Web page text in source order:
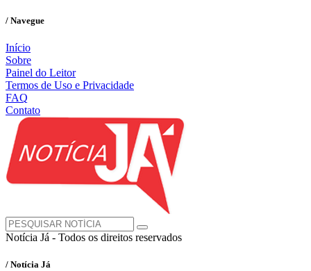
/ Navegue
Início
Sobre
Painel do Leitor
Termos de Uso e Privacidade
FAQ
Contato
Notícia Já - Todos os direitos reservados
/ Notícia Já